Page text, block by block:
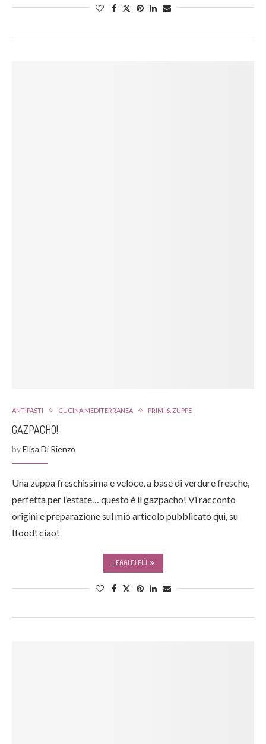
ANTIPASTI CUCINA MEDITERRANEA PRIMI & ZUPPE
GAZPACHO!
byElisa Di Rienzo
Una zuppa freschissima e veloce, a base di verdure fresche,
perfetta per l’estate… questo è il gazpacho! Vi racconto
origini e preparazione sul mio articolo pubblicato qui, su
Ifood! ciao!
LEGGI DI PIÙ